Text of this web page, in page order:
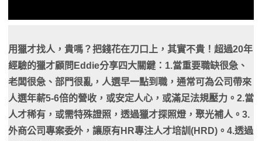
用獵才找人，貴嗎？把錢花在刀口上，其實不貴！超過20年
經驗的獵才顧問Eddie分享四大關鍵：1.當重要職缺很急、
老闆很急、部門很亂，人選早一點到職，通常可為公司帶來
人選年薪5-6倍的營收，或安定人心，或滿足法規壓力。2.當
人才稀有，或需特殊證照，透過獵才探照燈，聚光補人。3.
外商公司專案委外，讓原有HR專注人才培訓(HRD)。4.透過